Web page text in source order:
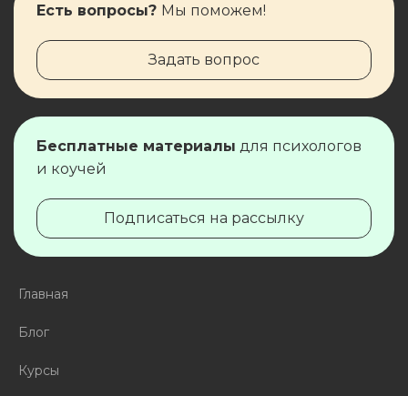
Есть вопросы? Мы поможем!
Задать вопрос
Бесплатные материалы для ​​​​психологов
и коучей
Подписаться на рассылку
Главная
Блог
Курсы